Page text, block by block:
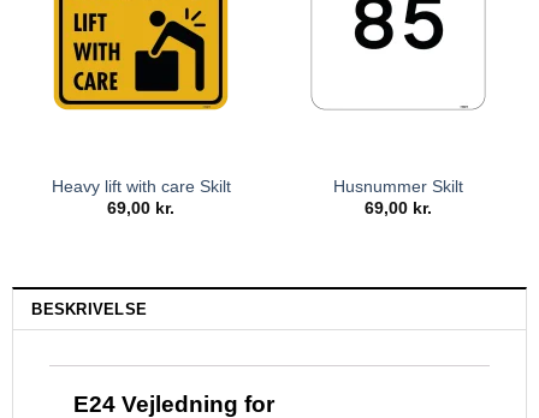
Heavy lift with care Skilt
69,00 kr.
Husnummer Skilt
69,00 kr.
BESKRIVELSE
E24 Vejledning for